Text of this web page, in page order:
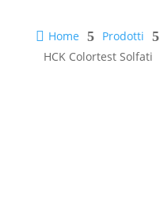
 Home 5 Prodotti 5
HCK Colortest Solfati